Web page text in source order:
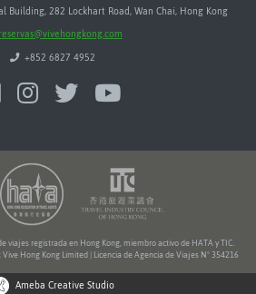
Building, 282 Lockhart Road, Wan Chai, Hong Kong
reservas@vivehongkong.com
+852 6827 4952
viajes registrada en Hong Kong, miembro activo de HATA y TIC.
Hong Kong Limited | Licencia de Agencia de Viajes Nº 354216
Ameba Creative Studio